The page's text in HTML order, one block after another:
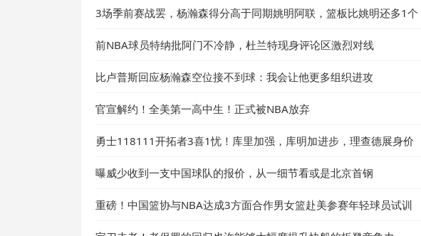
3场季前赛战罢，杨瀚森得分高于同期姚明阿联，篮板比姚明还多1个
前NBA球员特纳批阿门不冷静，杜兰特现身评论区激烈对线
比卢普斯回应杨瀚森空位接不到球：我会让他更多组织进攻
官宣解约！全美第一高中生！正式被NBA放弃
勇士118111开拓者3喜1忧！库里加强，库明加进步，理查德展身价
曝威少收到一支中国球队的报价，从一细节看或是北京首钢
重磅！中国篮协与NBA达成3方面合作男女篮赴美参赛年轻球员试训